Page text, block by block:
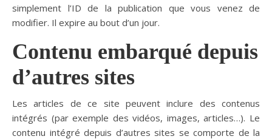
simplement l’ID de la publication que vous venez de
modifier. Il expire au bout d’un jour.
Contenu embarqué depuis
d’autres sites
Les articles de ce site peuvent inclure des contenus
intégrés (par exemple des vidéos, images, articles…). Le
contenu intégré depuis d’autres sites se comporte de la